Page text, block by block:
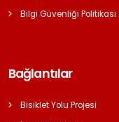
Bilgi Güvenliği Politikası
Bağlantılar
Bisiklet Yolu Projesi